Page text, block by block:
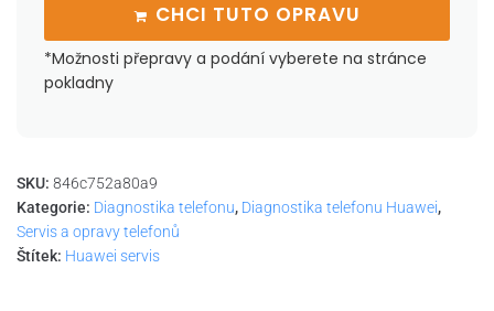
CHCI TUTO OPRAVU
*Možnosti přepravy a podání vyberete na stránce
pokladny
SKU: 846c752a80a9
Kategorie: Diagnostika telefonu, Diagnostika telefonu Huawei,
Servis a opravy telefonů
Štítek: Huawei servis